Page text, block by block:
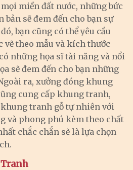
miền đất nước, những bức
bản sẽ đem đến cho bạn sự
bạn cũng có thể yêu cầu
vẽ theo mẫu và kích thước
những họa sĩ tài năng và nổi
sẽ đem đến cho bạn những
ra, xưởng đóng khung
cung cấp khung tranh,
tranh gỗ tự nhiên với
và phong phú kèm theo chất
chắc chắn sẽ là lựa chọn